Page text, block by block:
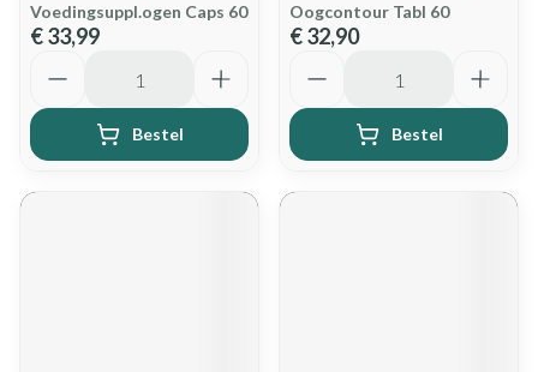
Voedingsuppl.ogen Caps 60
€ 33,99
Bestel
Oogcontour Tabl 60
€ 32,90
Bestel